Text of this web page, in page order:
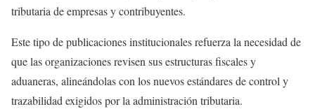
tributaria de empresas y contribuyentes.
Este tipo de publicaciones institucionales refuerza la necesidad de
que las organizaciones revisen sus estructuras fiscales y
aduaneras, alineándolas con los nuevos estándares de control y
trazabilidad exigidos por la administración tributaria.